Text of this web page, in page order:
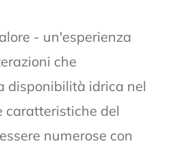
- un'esperienza
che
disponibilità idrica nel
caratteristiche del
numerose con